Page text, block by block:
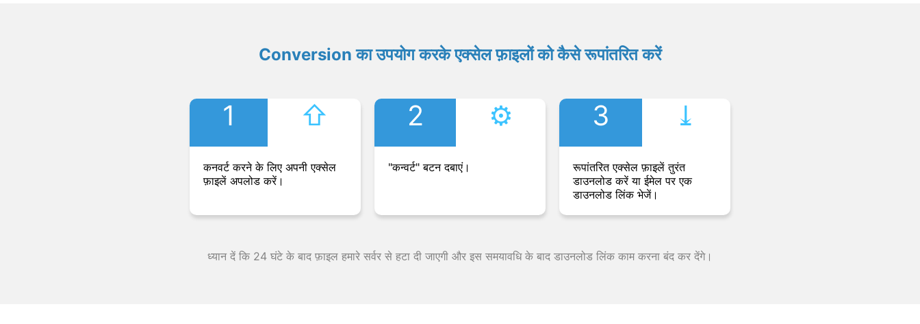
Conversion का उपयोग करके एक्सेल फ़ाइलों को कैसे रूपांतरित करें
1 ⇧︎
कनवर्ट करने के लिए अपनी एक्सेल
फ़ाइलें अपलोड करें।
2 ⚙︎
"कन्वर्ट" बटन दबाएं।
3 ⤓︎
रूपांतरित एक्सेल फ़ाइलें तुरंत
डाउनलोड करें या ईमेल पर एक
डाउनलोड लिंक भेजें।
ध्यान दें कि 24 घंटे के बाद फ़ाइल हमारे सर्वर से हटा दी जाएगी और इस समयावधि के बाद डाउनलोड लिंक काम करना बंद कर देंगे।